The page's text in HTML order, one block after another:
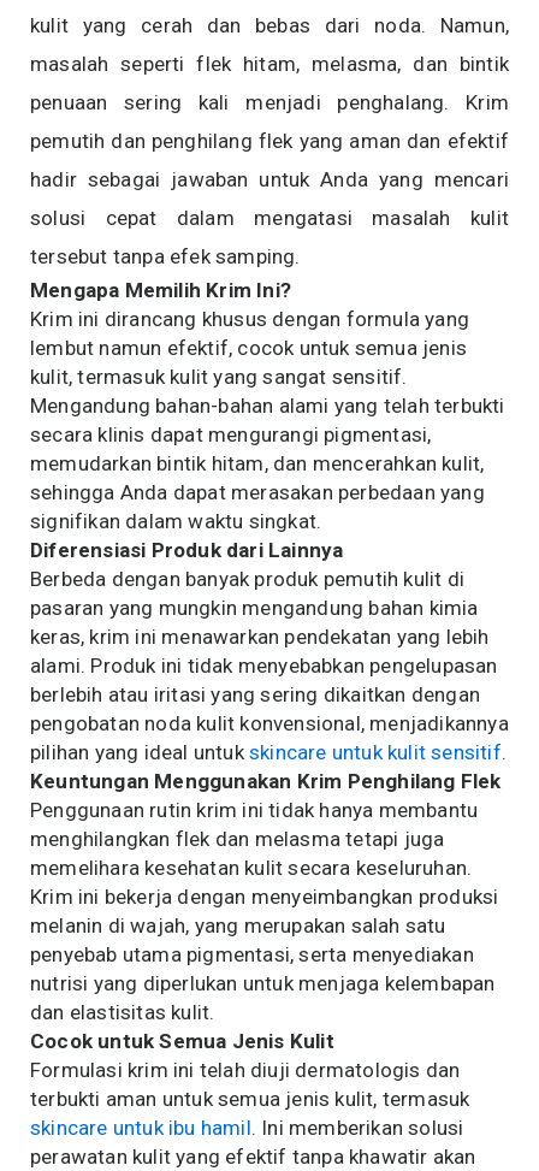
kulit yang cerah dan bebas dari noda. Namun,
masalah seperti flek hitam, melasma, dan bintik
penuaan sering kali menjadi penghalang. Krim
pemutih dan penghilang flek yang aman dan efektif
hadir sebagai jawaban untuk Anda yang mencari
solusi cepat dalam mengatasi masalah kulit
tersebut tanpa efek samping.
Mengapa Memilih Krim Ini?
Krim ini dirancang khusus dengan formula yang
lembut namun efektif, cocok untuk semua jenis
kulit, termasuk kulit yang sangat sensitif.
Mengandung bahan-bahan alami yang telah terbukti
secara klinis dapat mengurangi pigmentasi,
memudarkan bintik hitam, dan mencerahkan kulit,
sehingga Anda dapat merasakan perbedaan yang
signifikan dalam waktu singkat.
Diferensiasi Produk dari Lainnya
Berbeda dengan banyak produk pemutih kulit di
pasaran yang mungkin mengandung bahan kimia
keras, krim ini menawarkan pendekatan yang lebih
alami. Produk ini tidak menyebabkan pengelupasan
berlebih atau iritasi yang sering dikaitkan dengan
pengobatan noda kulit konvensional, menjadikannya
pilihan yang ideal untuk skincare untuk kulit sensitif.
Keuntungan Menggunakan Krim Penghilang Flek
Penggunaan rutin krim ini tidak hanya membantu
menghilangkan flek dan melasma tetapi juga
memelihara kesehatan kulit secara keseluruhan.
Krim ini bekerja dengan menyeimbangkan produksi
melanin di wajah, yang merupakan salah satu
penyebab utama pigmentasi, serta menyediakan
nutrisi yang diperlukan untuk menjaga kelembapan
dan elastisitas kulit.
Cocok untuk Semua Jenis Kulit
Formulasi krim ini telah diuji dermatologis dan
terbukti aman untuk semua jenis kulit, termasuk
skincare untuk ibu hamil. Ini memberikan solusi
perawatan kulit yang efektif tanpa khawatir akan